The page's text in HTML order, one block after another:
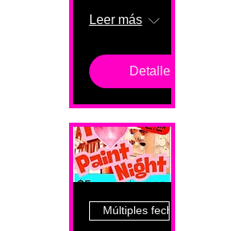
Leer más
Detalles
Múltiples fechas